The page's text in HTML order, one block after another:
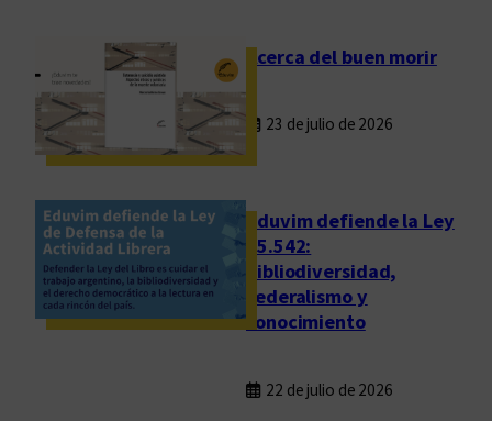
s
m
m
r
g
e
n
e
Acerca del buen morir
23 de julio de 2026
Eduvim defiende la Ley
25.542:
bibliodiversidad,
federalismo y
conocimiento
22 de julio de 2026